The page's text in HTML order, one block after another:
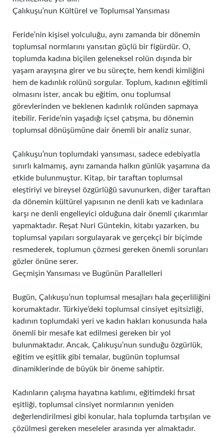
Çalıkuşu’nun Kültürel ve Toplumsal Yansıması
Feride’nin kişisel yolculuğu, aynı zamanda bir dönemin
toplumsal normlarını yansıtan güçlü bir figürdür. O,
toplumda kadına biçilen geleneksel rolün dışında bir
yaşam arayışına girer ve bu süreçte, hem kendi kimliğini
hem de kadınlık rolünü sorgular. Toplum, kadının eğitimli
olmasını ister, ancak bu eğitim, onu toplumsal
görevlerinden ve beklenen kadınlık rolünden sapmaya
itebilir. Feride’nin yaşadığı içsel çatışma, bu dönemin
toplumsal dönüşümüne dair önemli bir analiz sunar.
Çalıkuşu’nun toplumdaki yansıması, sadece edebiyatla
sınırlı kalmamış, aynı zamanda halkın günlük yaşamına da
etkide bulunmuştur. Kitap, bir taraftan toplumsal
eleştiriyi ve bireysel özgürlüğü savunurken, diğer taraftan
da dönemin kültürel yapısının ne denli katı ve kadınlara
karşı ne denli engelleyici olduğuna dair önemli çıkarımlar
yapmaktadır. Reşat Nuri Güntekin, kitabı yazarken, bu
toplumsal yapıları sorgulayarak ve gerçekçi bir biçimde
resmederek, toplumun çözmesi gereken önemli sorunları
gözler önüne serer.
Geçmişin Yansıması ve Bugünün Parallelleri
Bugün, Çalıkuşu’nun toplumsal mesajları hala geçerliliğini
korumaktadır. Türkiye’deki toplumsal cinsiyet eşitsizliği,
kadının toplumdaki yeri ve kadın hakları konusunda hala
önemli bir mesafe kat edilmesi gereken bir yol
bulunmaktadır. Ancak, Çalıkuşu’nun sunduğu özgürlük,
eğitim ve eşitlik gibi temalar, bugünün toplumsal
dinamiklerinde de büyük bir öneme sahiptir.
Kadınların çalışma hayatına katılımı, eğitimdeki fırsat
eşitliği, toplumsal cinsiyet normlarının yeniden
değerlendirilmesi gibi konular, hala toplumda tartışılan ve
çözülmesi gereken meseleler arasında yer almaktadır.